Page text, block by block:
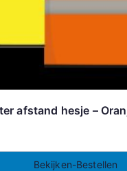
afstand hesje –
Bekijken-Bestellen